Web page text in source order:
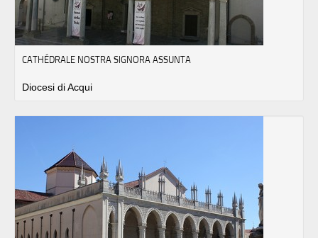
CATHÉDRALE NOSTRA SIGNORA ASSUNTA
Diocesi di Acqui